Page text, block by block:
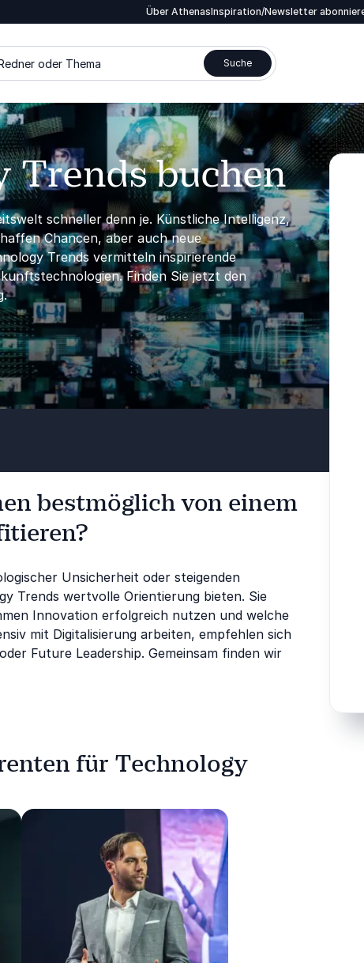
Über AthenasInspiration/Newsletter
oder Thema Suche
Trends buchen
schneller denn je. Künstliche Intelligenz,
Chancen, aber auch neue
Trends vermitteln inspirierende
Finden Sie jetzt den
bestmöglich von einem
Unsicherheit oder steigenden
Trends wertvolle Orientierung bieten. Sie
Innovation erfolgreich nutzen und welche
mit Digitalisierung arbeiten, empfehlen sich
Future Leadership. Gemeinsam finden wir
für Technology